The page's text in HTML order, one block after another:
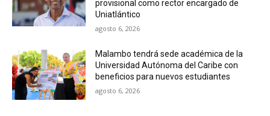
provisional como rector encargado de
Uniatlántico
agosto 6, 2026
Malambo tendrá sede académica de la
Universidad Autónoma del Caribe con
beneficios para nuevos estudiantes
agosto 6, 2026